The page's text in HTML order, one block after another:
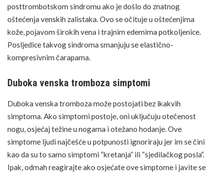
posttrombotskom sindromu ako je došlo do znatnog
oštećenja venskih zalistaka. Ovo se očituje u oštećenjima
kože, pojavom širokih vena i trajnim edemima potkoljenice.
Posljedice takvog sindroma smanjuju se elastično-
kompresivnim čarapama.
Duboka venska tromboza simptomi
Duboka venska tromboza može postojati bez ikakvih
simptoma. Ako simptomi postoje, oni uključuju otečenost
nogu, osjećaj težine u nogama i otežano hodanje. Ove
simptome ljudi najčešće u potpunosti ignoriraju jer im se čini
kao da su to samo simptomi “kretanja” ili “sjedilačkog posla”.
Ipak, odmah reagirajte ako osjećate ove simptome i javite se